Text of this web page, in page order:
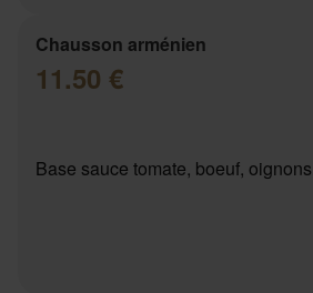
Chausson arménien
11.50 €
Base sauce tomate, boeuf,